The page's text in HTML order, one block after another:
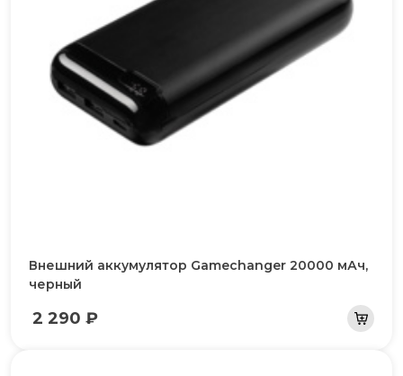
Внешний аккумулятор Gamechanger 20000 мАч,
черный
2 290 ₽